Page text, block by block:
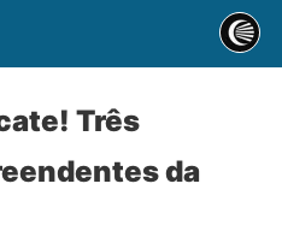
Três
da